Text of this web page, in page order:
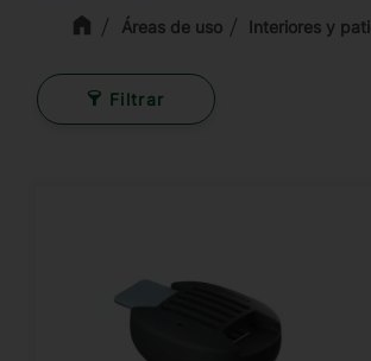
Áreas de uso Interiores y
Filtrar